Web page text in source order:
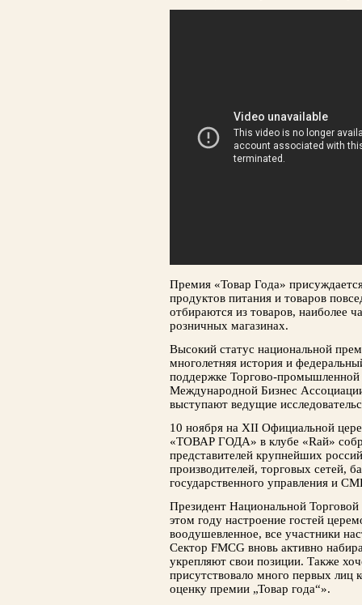
Премия «Товар Года»
продуктов питания и товаров
отбираются из товаров, наиболее
розничных магазинах.
Высокий статус национальной
многолетняя история и
поддержке Торгово-
Международной Бизнес
выступают ведущие
10 ноября на XII Официальной
«ТОВАР ГОДА» в клубе «Rай»
представителей крупнейших
производителей, торговых сетей,
государственного управления и
Президент Национальной
этом году настроение гостей
воодушевленное, все участники
Сектор FMCG вновь активно
укрепляют свои позиции. Также
присутствовало много первых
оценку премии „Товар года“».